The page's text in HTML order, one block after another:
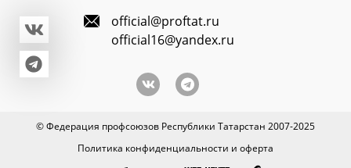
official@proftat.ru
official16@yandex.ru
© Федерация профсоюзов Республики Татарстан 2007-2025
Политика конфиденциальности и оферта